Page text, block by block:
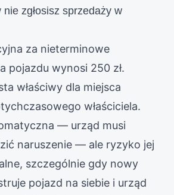
zgłosisz sprzedaży w
za nieterminowe
pojazdu wynosi 250 zł.
właściwy dla miejsca
właściciela.
— urząd musi
naruszenie — ale ryzyko jej
szczególnie gdy nowy
pojazd na siebie i urząd